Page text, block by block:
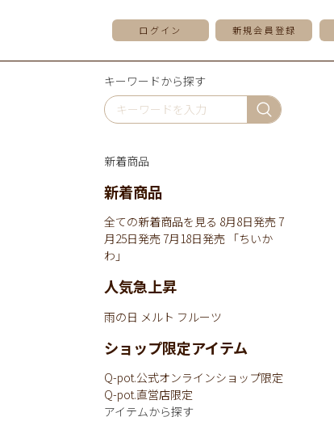
ログイン 新規会員登録
キーワードから探す
新着商品
新着商品
全ての新着商品を見る 8月8日発売7
月25日発売7月18日発売 「ちいか
わ」
人気急上昇
雨の日 メルト フルーツ
ショップ限定アイテム
Q-pot.公式オンラインショップ限定
Q-pot.直営店限定
アイテムから探す